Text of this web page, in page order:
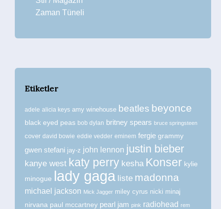
Zaman Tüneli
Etiketler
adele alicia keys amy winehouse beatles beyonce
black eyed peas bob dylan britney spears bruce springsteen
cover david bowie eddie vedder eminem fergie grammy
gwen stefani jay-z john lennon justin bieber
kanye west katy perry kesha Konser kylie
minogue lady gaga liste madonna
michael jackson Mick Jagger miley cyrus nicki minaj
nirvana paul mccartney pearl jam pink radiohead rem